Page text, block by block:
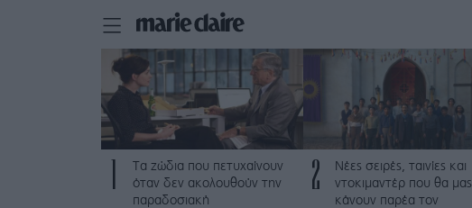
Τα ζώδια που πετυχαίνουν
όταν δεν ακολουθούν την
παραδοσιακή
2
Νέες σειρές, ταινίες και
ντοκιμαντέρ που θα μας
κάνουν παρέα τον